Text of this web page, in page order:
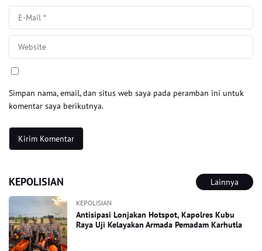
Simpan nama, email, dan situs web saya pada peramban ini untuk
komentar saya berikutnya.
KEPOLISIAN Lainnya
KEPOLISIAN
Antisipasi Lonjakan Hotspot, Kapolres Kubu
Raya Uji Kelayakan Armada Pemadam Karhutla